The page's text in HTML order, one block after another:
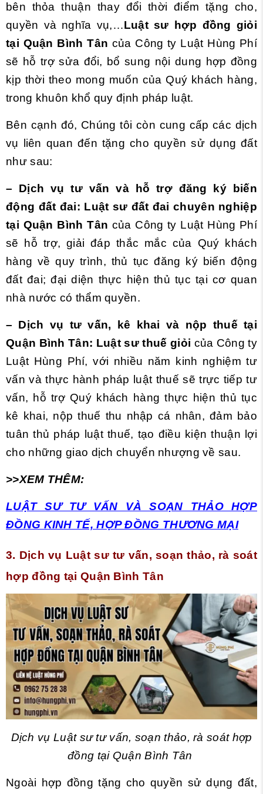
bên thỏa thuận thay đổi thời điểm tặng cho,
quyền và nghĩa vụ,…Luật sư hợp đồng giỏi
tại Quận Bình Tân của Công ty Luật Hùng Phí
sẽ hỗ trợ sửa đổi, bổ sung nội dung hợp đồng
kịp thời theo mong muốn của Quý khách hàng,
trong khuôn khổ quy định pháp luật.
Bên cạnh đó, Chúng tôi còn cung cấp các dịch
vụ liên quan đến tặng cho quyền sử dụng đất
như sau:
– Dịch vụ tư vấn và hỗ trợ đăng ký biến
động đất đai: Luật sư đất đai chuyên nghiệp
tại Quận Bình Tân của Công ty Luật Hùng Phí
sẽ hỗ trợ, giải đáp thắc mắc của Quý khách
hàng về quy trình, thủ tục đăng ký biến động
đất đai; đại diện thực hiện thủ tục tại cơ quan
nhà nước có thẩm quyền.
– Dịch vụ tư vấn, kê khai và nộp thuế tại
Quận Bình Tân: Luật sư thuế giỏi của Công ty
Luật Hùng Phí, với nhiều năm kinh nghiệm tư
vấn và thực hành pháp luật thuế sẽ trực tiếp tư
vấn, hỗ trợ Quý khách hàng thực hiện thủ tục
kê khai, nộp thuế thu nhập cá nhân, đảm bảo
tuân thủ pháp luật thuế, tạo điều kiện thuận lợi
cho những giao dịch chuyển nhượng về sau.
>>XEM THÊM:
LUẬT SƯ TƯ VẤN VÀ SOẠN THẢO HỢP
ĐỒNG KINH TẾ, HỢP ĐỒNG THƯƠNG MẠI
3. Dịch vụ Luật sư tư vấn, soạn thảo, rà soát
hợp đồng tại Quận Bình Tân
Dịch vụ Luật sư tư vấn, soạn thảo, rà soát hợp
đồng tại Quận Bình Tân
Ngoài hợp đồng tặng cho quyền sử dụng đất,